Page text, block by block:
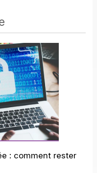
: comment rester